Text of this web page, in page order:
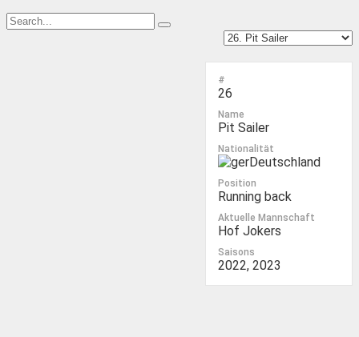
#
26
Name
Pit Sailer
Nationalität
Deutschland
Position
Running back
Aktuelle Mannschaft
Hof Jokers
Saisons
2022, 2023